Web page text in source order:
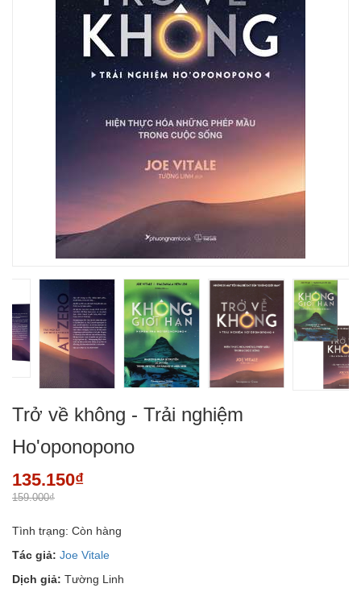
Trở về không - Trải nghiệm
Ho'oponopono
135.150₫
159.000₫
Tình trạng: Còn hàng
Tác giả: Joe Vitale
Dịch giả: Tường Linh